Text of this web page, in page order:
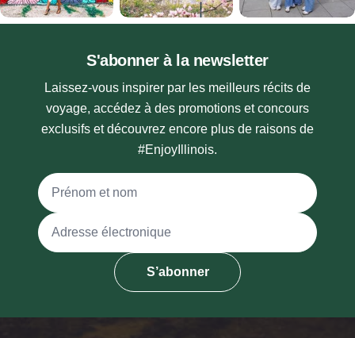
S'abonner à la newsletter
Laissez-vous inspirer par les meilleurs récits de
voyage, accédez à des promotions et concours
exclusifs et découvrez encore plus de raisons de
#EnjoyIllinois.
Nom complet
Adresse électronique
S’abonner